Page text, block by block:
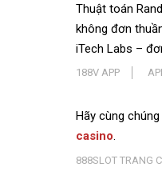
Thuật toán
không đơn
iTech Labs –
188V APP
Hãy cùng
casino.
888SLOT TRANG